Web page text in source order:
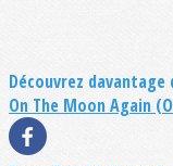
Découvrez
On The Moon Again